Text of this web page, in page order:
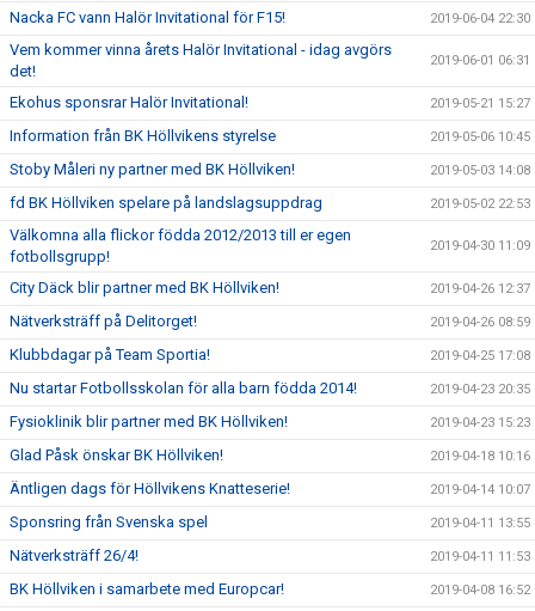
Nacka FC vann Halör Invitational för F15! 2019-06-04 22:30
Vem kommer vinna årets Halör Invitational - idag avgörs
det!
2019-06-01 06:31
Ekohus sponsrar Halör Invitational! 2019-05-21 15:27
Information från BK Höllvikens styrelse 2019-05-06 10:45
Stoby Måleri ny partner med BK Höllviken! 2019-05-03 14:08
fd BK Höllviken spelare på landslagsuppdrag 2019-05-02 22:53
Välkomna alla flickor födda 2012/2013 till er egen
fotbollsgrupp!
2019-04-30 11:09
City Däck blir partner med BK Höllviken! 2019-04-26 12:37
Nätverksträff på Delitorget! 2019-04-26 08:59
Klubbdagar på Team Sportia! 2019-04-25 17:08
Nu startar Fotbollsskolan för alla barn födda 2014! 2019-04-23 20:35
Fysioklinik blir partner med BK Höllviken! 2019-04-23 15:23
Glad Påsk önskar BK Höllviken! 2019-04-18 10:16
Äntligen dags för Höllvikens Knatteserie! 2019-04-14 10:07
Sponsring från Svenska spel 2019-04-11 13:55
Nätverksträff 26/4! 2019-04-11 11:53
BK Höllviken i samarbete med Europcar! 2019-04-08 16:52